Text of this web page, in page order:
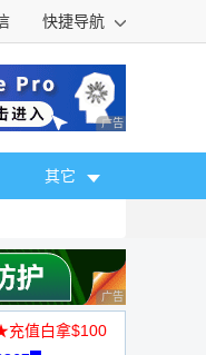
快捷导航
广告 商业广告，理
其它
广告 商业广告，理
充值白拿$100